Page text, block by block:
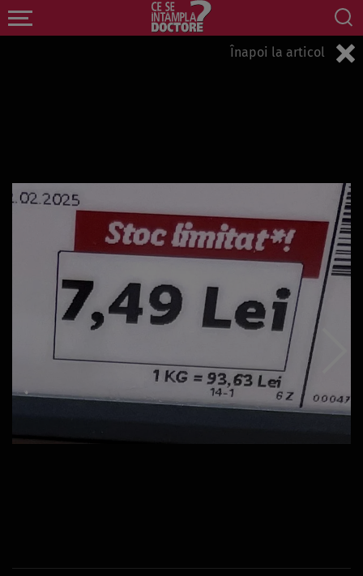
Înapoi la articol